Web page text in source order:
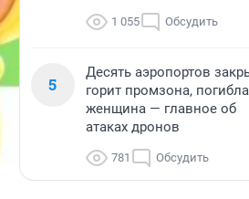
1 055 Обсудить
5
Десять аэропортов
горит промзона, погибла
женщина — главное об
атаках дронов
781 Обсудить